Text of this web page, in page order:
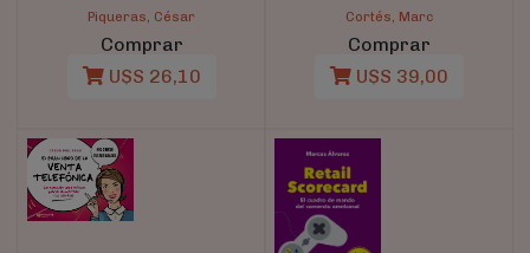
Piqueras, César
Comprar
U$S 26,10
Cortés, Marc
Comprar
U$S 39,00